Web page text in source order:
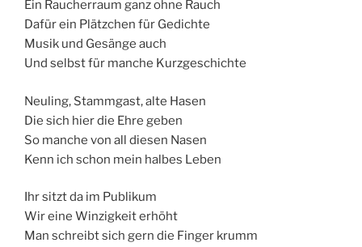
Ein Raucherraum ganz ohne Rauch
Dafür ein Plätzchen für Gedichte
Musik und Gesänge auch
Und selbst für manche Kurzgeschichte
Neuling, Stammgast, alte Hasen
Die sich hier die Ehre geben
So manche von all diesen Nasen
Kenn ich schon mein halbes Leben
Ihr sitzt da im Publikum
Wir eine Winzigkeit erhöht
Man schreibt sich gern die Finger krumm